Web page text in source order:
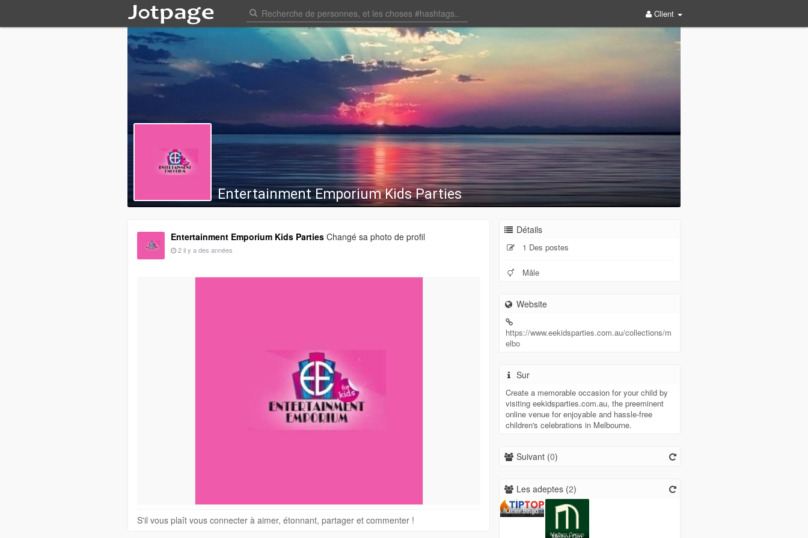
Client
Entertainment Emporium Kids Parties
Entertainment Emporium Kids Parties Changé sa photo de profil
2 il y a des années
S'il vous plaît vous connecter à aimer, étonnant, partager et commenter !
Détails
1 Des postes
Mâle
Website
https://www.eekidsparties.com.au/collections/m
elbo
Sur
Create a memorable occasion for your child by
visiting eekidsparties.com.au, the preeminent
online venue for enjoyable and hassle-free
children's celebrations in Melbourne.
Suivant (0)
Les adeptes (2)
Ömer Bingö